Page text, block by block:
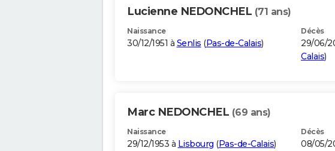
Lucienne NEDONCHEL (71 ans)
Naissance
30/12/1951 à Senlis (Pas-de-Calais)
Décès
29/06/
Calais)
Marc NEDONCHEL (69 ans)
Naissance
29/12/1953 à Lisbourg (Pas-de-Calais)
Décès
08/05/